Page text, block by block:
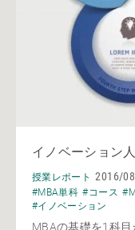
イノベーション
授業レポート 2016/
#MBA単科 #コース
#イノベーション
MBAの基礎を1科